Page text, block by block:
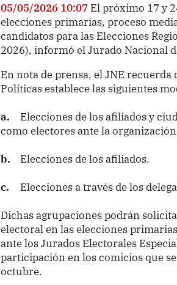
05/05/2026 10:07 El próximo 17 y
elecciones primarias, proceso
candidatos para las Elecciones
2026), informó el Jurado Nacional
En nota de prensa, el JNE recuerda
Políticas establece las siguientes
a.
Elecciones de los afiliados y
como electores ante la
b.
Elecciones de los afiliados.
c.
Elecciones a través de los
Dichas agrupaciones podrán
electoral en las elecciones
ante los Jurados Electorales
participación en los comicios que
octubre.